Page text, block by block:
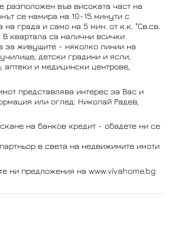
разположен във високата част на
се намира на 10-15 минути с
на града и само на 5 мин. от к.к. "Св.св.
В квартала са налични всички
за живущите - няколко линии на
детски градини и ясли,
аптеки и медицински центрове,
представлява интерес за Вас и
или оглед: Николай Радев,
на банков кредит - обадете ни се
в света на недвижимите имоти
ни предложения на www.vivahome.bg